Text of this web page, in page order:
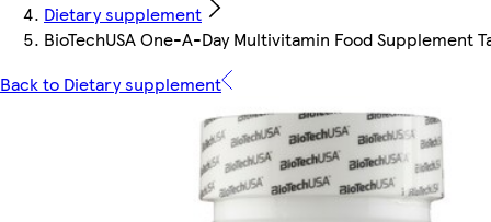
Dietary supplement
BioTechUSA One-A-Day Multivitamin Food Supplement
Back to Dietary supplement